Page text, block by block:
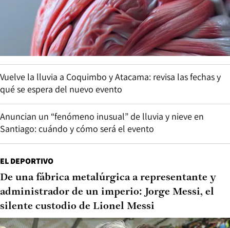
Vuelve la lluvia a Coquimbo y Atacama: revisa las fechas y
qué se espera del nuevo evento
Anuncian un “fenómeno inusual” de lluvia y nieve en
Santiago: cuándo y cómo será el evento
EL DEPORTIVO
De una fábrica metalúrgica a representante y
administrador de un imperio: Jorge Messi, el
silente custodio de Lionel Messi